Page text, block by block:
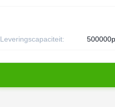
Leveringscapaciteit: